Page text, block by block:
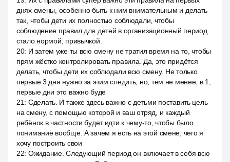
днях смены, особенно быть к ним внимательным и делать
так, чтобы дети их полностью соблюдали, чтобы
соблюдение правил для детей в организационный период
стало нормой, привычкой.
20: И затем уже ты всю смену не тратил время на то, чтобы
прям жёстко контролировать правила. Да, это придётся
делать, чтобы дети их соблюдали всю смену. Не только
первые 3 дня нужно за этим следить, но, тем не менее, в 1,
первые дни это важно буде
21: Сделать. И также здесь важно с детьми поставить цель
на смену, с помощью которой и ваш отряд, и каждый
ребёнок в частности будет идти к чему-то, чтобы было
понимание вообще. А зачем я есть на этой смене, чего я
хочу построить свои
22: Ожидание. Следующий период он включает в себя всю